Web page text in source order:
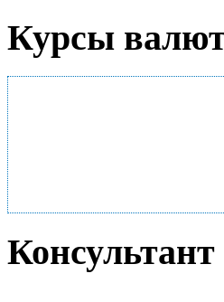
Курсы валют